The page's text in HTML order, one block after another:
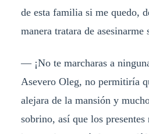
de esta familia si me quedo,
manera tratara de
— ¡No te marcharas a
Asevero Oleg, no permitiría
alejara de la mansión y
sobrino, así que los